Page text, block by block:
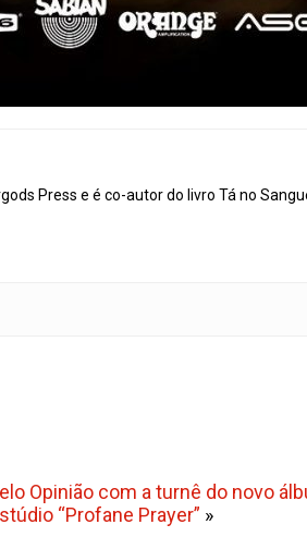
Press e é co-autor do livro Tá no
Opinião com a turnê do novo
“Profane Prayer” »